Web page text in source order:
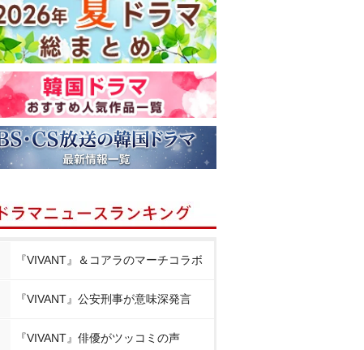
『VIVANT』＆コアラのマーチコラボ
『VIVANT』公安刑事が意味深発言
『VIVANT』俳優がツッコミの声